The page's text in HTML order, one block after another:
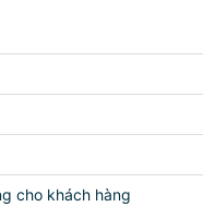
cho khách hàng